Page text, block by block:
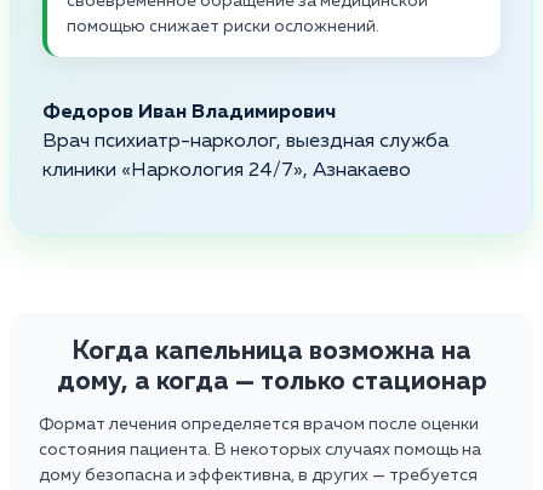
помощью снижает риски осложнений.
Федоров Иван Владимирович
Врач психиатр-нарколог, выездная служба
клиники «Наркология 24/7», Азнакаево
Когда капельница возможна на
дому, а когда — только стационар
Формат лечения определяется врачом после оценки
состояния пациента. В некоторых случаях помощь на
дому безопасна и эффективна, в других — требуется